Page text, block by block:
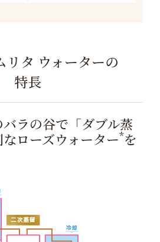
リタ ウォーターの
特長
ラの谷で「ダブル蒸
ローズウォーター*を